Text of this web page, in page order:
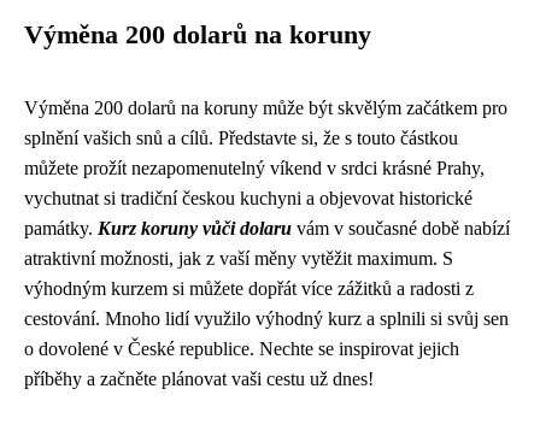
Výměna 200 dolarů na koruny
Výměna 200 dolarů na koruny může být skvělým začátkem pro
splnění vašich snů a cílů. Představte si, že s touto částkou
můžete prožít nezapomenutelný víkend v srdci krásné Prahy,
vychutnat si tradiční českou kuchyni a objevovat historické
památky. Kurz koruny vůči dolaru vám v současné době nabízí
atraktivní možnosti, jak z vaší měny vytěžit maximum. S
výhodným kurzem si můžete dopřát více zážitků a radosti z
cestování. Mnoho lidí využilo výhodný kurz a splnili si svůj sen
o dovolené v České republice. Nechte se inspirovat jejich
příběhy a začněte plánovat vaši cestu už dnes!